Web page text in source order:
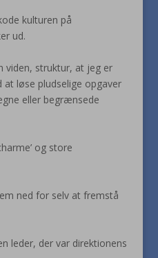
kulturen på
ud.
viden, struktur, at jeg er
løse pludselige opgaver
eller begrænsede
og store
ned for selv at fremstå
leder, der var direktionens